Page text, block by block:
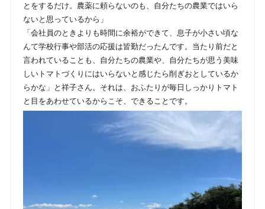
とをするだけ。農薬に頼らないのも、自分たちの農業ではいら
ないと思っているから」
「会社員のときよりも時間に余裕ができて、息子が小さい頃な
んて学校行事や部活の応援は皆勤だったんです。当たり前だと
言われていることも、自分たちの農業や、自分たちが思う美味
しいトマトづくりにはいらないと感じたら削ぎおとしているか
らかな」と祥子さん。それは、おふたりが毎日しっかりトマト
と目をあわせているからこそ、できることです。